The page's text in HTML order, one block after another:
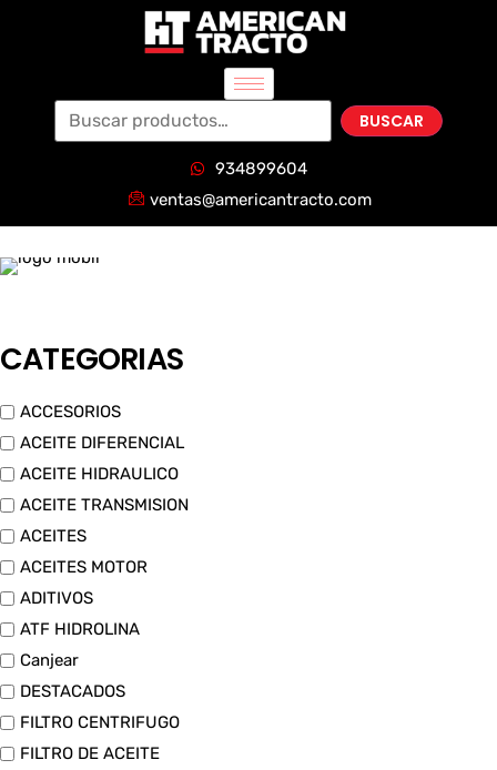
BUSCAR
934899604
ventas@americantracto.com
CATEGORIAS
ACCESORIOS
ACEITE DIFERENCIAL
ACEITE HIDRAULICO
ACEITE TRANSMISION
ACEITES
ACEITES MOTOR
ADITIVOS
ATF HIDROLINA
Canjear
DESTACADOS
FILTRO CENTRIFUGO
FILTRO DE ACEITE